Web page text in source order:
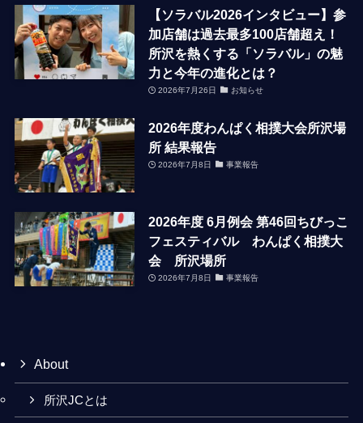
【ソラバル2026インタビュー】参
加店舗は過去最多100店舗超え！
所沢を熱くする「ソラバル」の魅
力と今年の進化とは？
2026年7月26日 お知らせ
2026年度わんぱく相撲大会所沢場
所 結果報告
2026年7月8日 事業報告
2026年度 6月例会 第46回ちびっこ
フェスティバル わんぱく相撲大
会 所沢場所
2026年7月8日 事業報告
About
所沢JCとは